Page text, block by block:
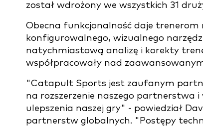
został wdrożony we wszystkich 31
Obecna funkcjonalność daje trenerom
konfigurowalnego, wizualnego
natychmiastową analizę i korekty
współpracowały nad
"Catapult Sports jest zaufanym
na rozszerzenie naszego partnerstwa
ulepszenia naszej gry" - powiedział
partnerstw globalnych. "Postępy